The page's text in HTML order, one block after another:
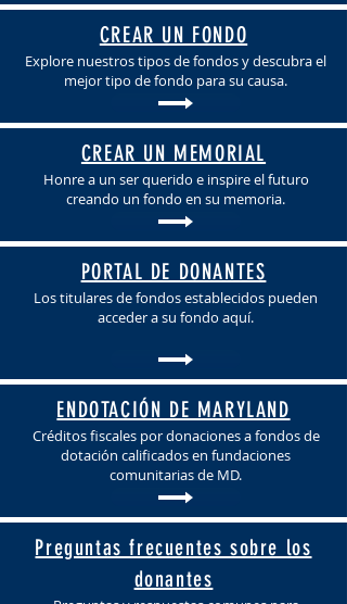
CREAR UN FONDO
Explore nuestros tipos de fondos y descubra el
mejor tipo de fondo para su causa.
CREAR UN MEMORIAL
Honre a un ser querido e inspire el futuro
creando un fondo en su memoria.
PORTAL DE DONANTES
Los titulares de fondos establecidos pueden
acceder a su fondo aquí.
ENDOTACIÓN DE MARYLAND
Créditos fiscales por donaciones a fondos de
dotación calificados en fundaciones
comunitarias de MD.
Preguntas frecuentes sobre los
donantes